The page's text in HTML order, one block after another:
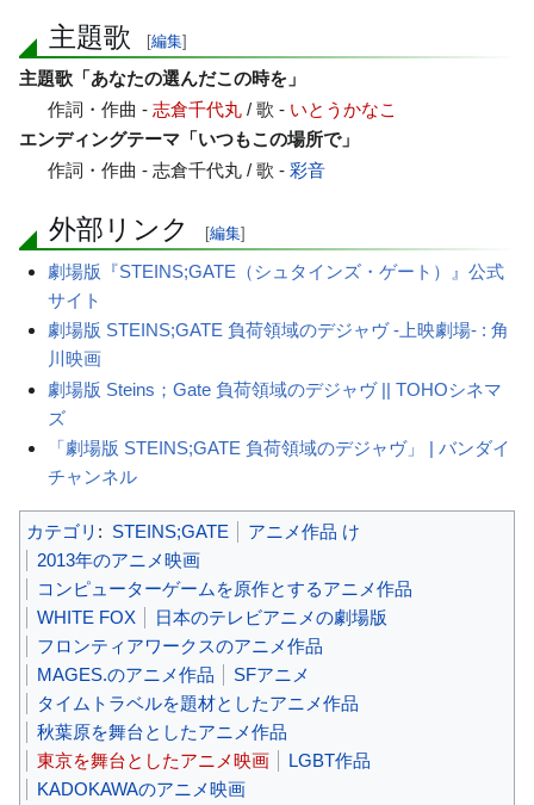
主題歌 [編集]
主題歌「あなたの選んだこの時を」
作詞・作曲 -志倉千代丸 / 歌 - いとうかなこ
エンディングテーマ「いつもこの場所で」
作詞・作曲 - 志倉千代丸 / 歌 -彩音
外部リンク [編集]
劇場版『STEINS;GATE（シュタインズ・ゲート）』公式
サイト
劇場版 STEINS;GATE 負荷領域のデジャヴ -上映劇場- : 角
川映画
劇場版 Steins；Gate 負荷領域のデジャヴ || TOHOシネマ
ズ
「劇場版 STEINS;GATE 負荷領域のデジャヴ」 | バンダイ
チャンネル
カテゴリ : STEINS;GATE
アニメ作品 け
2013年のアニメ映画
コンピューターゲームを原作とするアニメ作品
WHITE FOX
日本のテレビアニメの劇場版
フロンティアワークスのアニメ作品
MAGES.のアニメ作品
SFアニメ
タイムトラベルを題材としたアニメ作品
秋葉原を舞台としたアニメ作品
東京を舞台としたアニメ映画
LGBT作品
KADOKAWAのアニメ映画